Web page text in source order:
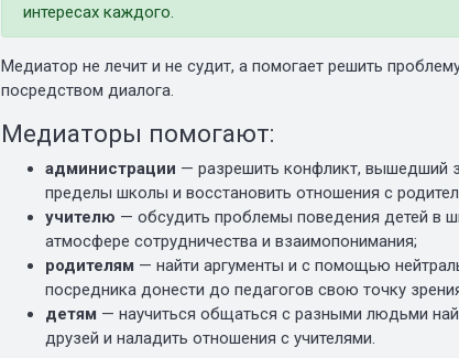
интересах каждого.
Медиатор не лечит и не судит, а помогает решить
посредством диалога.
Медиаторы помогают:
администрации — разрешить конфликт, вышедший
пределы школы и восстановить отношения с
учителю — обсудить проблемы поведения детей в
атмосфере сотрудничества и взаимопонимания;
родителям — найти аргументы и с помощью
посредника донести до педагогов свою точку
детям — научиться общаться с разными людьми
друзей и наладить отношения с учителями.